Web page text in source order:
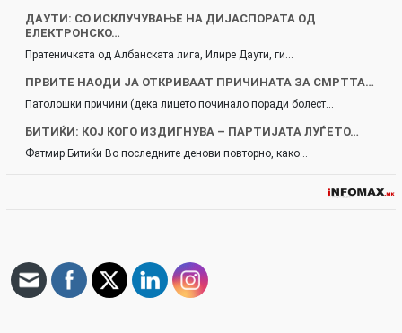
ДАУТИ: СО ИСКЛУЧУВАЊЕ НА ДИЈАСПОРАТА ОД
ЕЛЕКТРОНСКО…
Пратеничката од Албанската лига, Илире Даути, ги…
ПРВИТЕ НАОДИ ЈА ОТКРИВААТ ПРИЧИНАТА ЗА СМРТТА…
Патолошки причини (дека лицето починало поради болест…
БИТИЌИ: КОЈ КОГО ИЗДИГНУВА – ПАРТИЈАТА ЛУЃЕТО…
Фатмир Битиќи Во последните денови повторно, како…